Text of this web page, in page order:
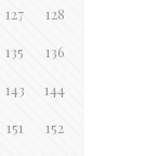
127 128
135 136
143 144
151 152